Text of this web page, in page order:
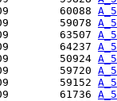
60088
59078
63507
64237
50924
59720
59152
61736